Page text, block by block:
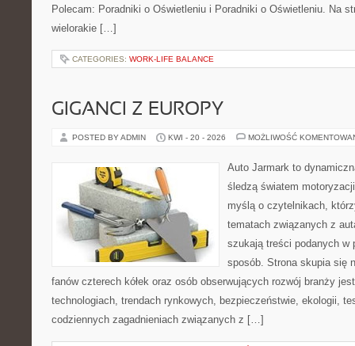
Polecam: Poradniki o Oświetleniu i Poradniki o Oświetleniu. Na
wielorakie […]
CATEGORIES: WORK-LIFE BALANCE
GIGANCI Z EUROPY
POSTED BY ADMIN KWI - 20 - 2026 MOŻLIWOŚĆ
Auto Jarmark to
śledzą światem
myślą o czytelnikach,
tematach związanych z
szukają treści podanych w
sposób. Strona skupia się
fanów czterech kółek oraz osób obserwujących rozwój branży
technologiach, trendach rynkowych, bezpieczeństwie, ekologii,
codziennych zagadnieniach związanych z […]